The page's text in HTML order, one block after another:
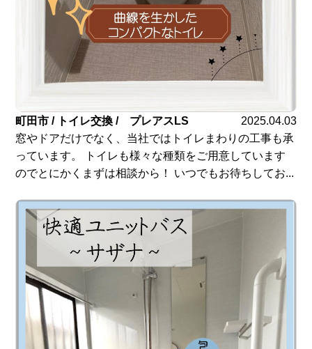
町田市 / トイレ交換 / プレアスLS
2025.04.03
窓やドアだけでなく、当社ではトイレまわりの工事も承
っています。 トイレも様々な種類をご用意しています
のでとにかくまずは相談から！ いつでもお待ちしてお...